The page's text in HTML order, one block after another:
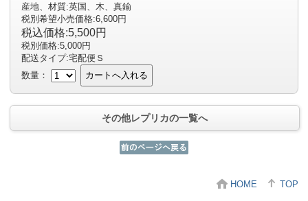
産地、材質:英国、木、真鍮
税別希望小売価格:6,600円
税込価格:5,500円
税別価格:5,000円
配送タイプ:宅配便Ｓ
数量：
カートへ入れる
その他レプリカの一覧へ
HOME TOP